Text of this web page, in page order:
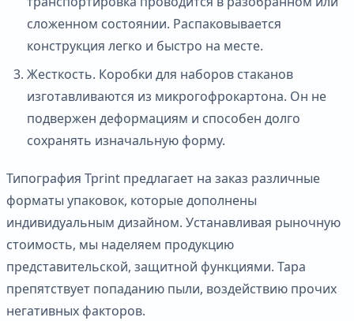
сложенном состоянии. Распаковывается
конструкция легко и быстро на месте.
Жесткость. Коробки для наборов стаканов
изготавливаются из микрогофрокартона. Он не
подвержен деформациям и способен долго
сохранять изначальную форму.
Типография Tprint предлагает на заказ различные
форматы упаковок, которые дополнены
индивидуальным дизайном. Устанавливая рыночную
стоимость, мы наделяем продукцию
представительской, защитной функциями. Тара
препятствует попаданию пыли, воздействию прочих
негативных факторов.